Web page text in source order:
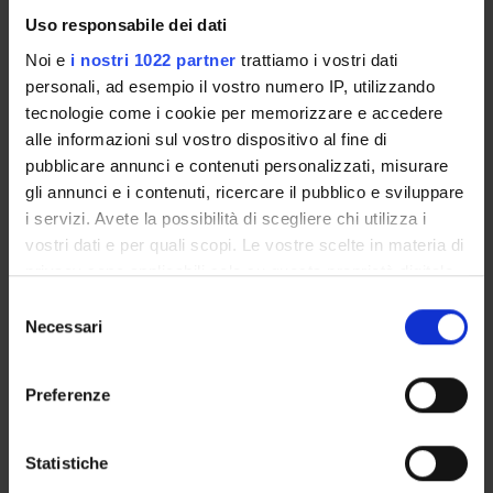
Uso responsabile dei dati
Noi e i nostri 1022 partner trattiamo i vostri dati
personali, ad esempio il vostro numero IP, utilizzando
tecnologie come i cookie per memorizzare e accedere
alle informazioni sul vostro dispositivo al fine di
pubblicare annunci e contenuti personalizzati, misurare
gli annunci e i contenuti, ricercare il pubblico e sviluppare
i servizi. Avete la possibilità di scegliere chi utilizza i
vostri dati e per quali scopi. Le vostre scelte in materia di
privacy sono applicabili solo su questa proprietà digitale
modificare o revocare il proprio consenso in qualsiasi
momento dalla Dichiarazione sui cookie o facendo clic
raccogliere informazioni sulla tua posizione
geografica, con un'approssimazione di qualche
delNecessari
Preferenze
Statistiche
Referente
Giulia Montresor
Data pubblicazione
10 settembre 2022
OFFERTA FORMATIVA
CORSI DI STUDIO